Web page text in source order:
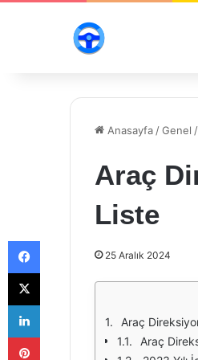
Anasayfa /Genel /
Araç
Liste
25 Aralık 2024
Araç
Araç
Facebook
X
LinkedIn
Pinterest